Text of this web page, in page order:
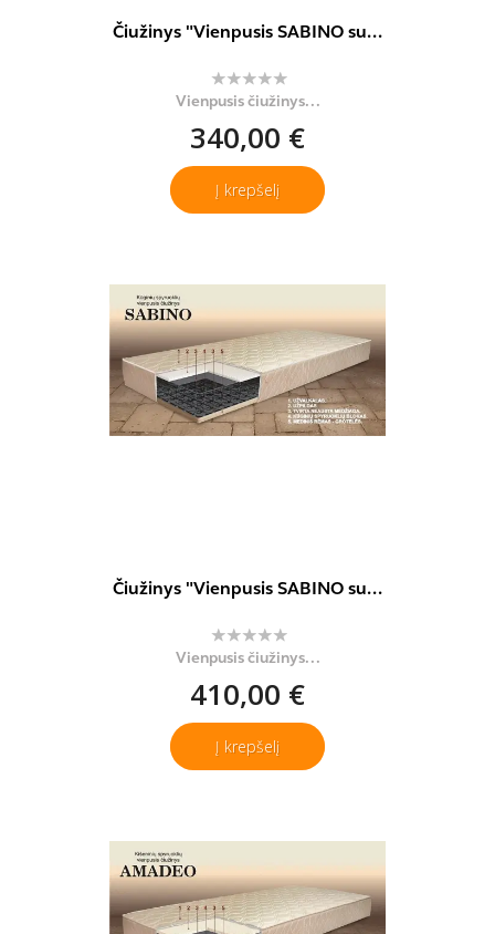
Čiužinys "Vienpusis SABINO su...
Vienpusis čiužinys...
340,00 €
Į krepšelį
Čiužinys "Vienpusis SABINO su...
Vienpusis čiužinys...
410,00 €
Į krepšelį